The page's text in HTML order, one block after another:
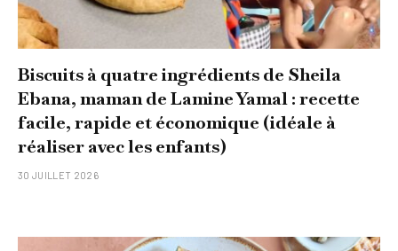
Biscuits à quatre ingrédients de Sheila
Ebana, maman de Lamine Yamal : recette
facile, rapide et économique (idéale à
réaliser avec les enfants)
30 JUILLET 2026